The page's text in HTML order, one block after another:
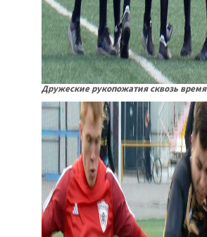
Дружеские рукопожатия сквозь время